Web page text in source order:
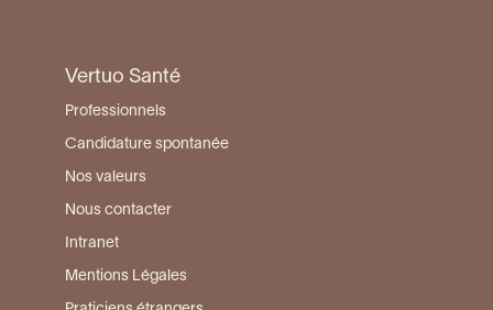
Vertuo Santé
Professionnels
Candidature spontanée
Nos valeurs
Nous contacter
Intranet
Mentions Légales